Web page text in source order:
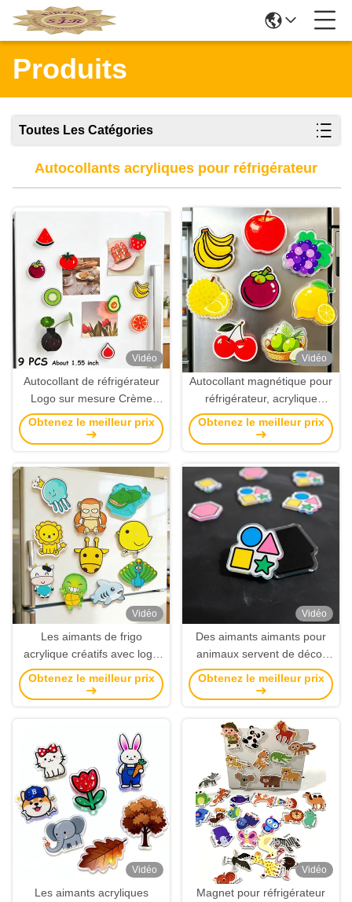
Produits
Toutes Les Catégories
Autocollants acryliques pour réfrigérateur
Vidéo
Autocollant de réfrigérateur
Logo sur mesure Crème
glacée d'été Cartoon aimant
acrylique en gros
Obtenez le meilleur prix
Vidéo
Autocollant magnétique pour
réfrigérateur, acrylique
personnalisé, tailles et
formes magnétiques fortes,
Obtenez le meilleur prix
Vidéo
Les aimants de frigo
acrylique créatifs avec logo
personnalisé sont des
autocollants en gros.
Obtenez le meilleur prix
Vidéo
Des aimants aimants pour
animaux servent de décor
acrylique personnalisé et de
cadeau unique.
Obtenez le meilleur prix
Vidéo
Les aimants acryliques
Vidéo
Magnet pour réfrigérateur